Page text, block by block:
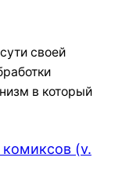
своей
в который
комиксов (v.